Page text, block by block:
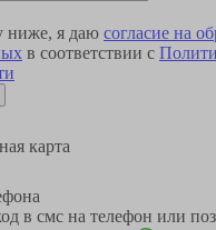
ниже, я даю согласие на
в соответствии с
карта
в смс на телефон или